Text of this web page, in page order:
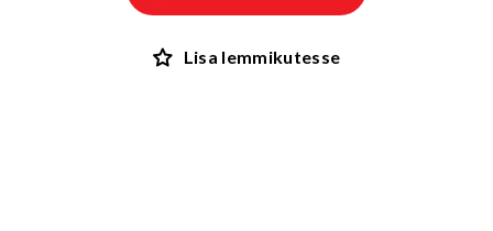
Lisa lemmikutesse